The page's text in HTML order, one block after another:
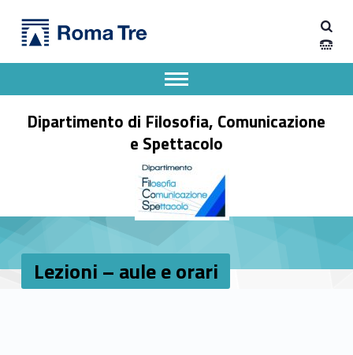
Lezioni - aule e orari - Dipartimento di Filosofia, Comunicazione e Spettacolo
Dipartimento di Filosofia, Comunicazione
e Spettacolo
Apri il menu secondario
Header info sidebar
Lezioni – aule e orari